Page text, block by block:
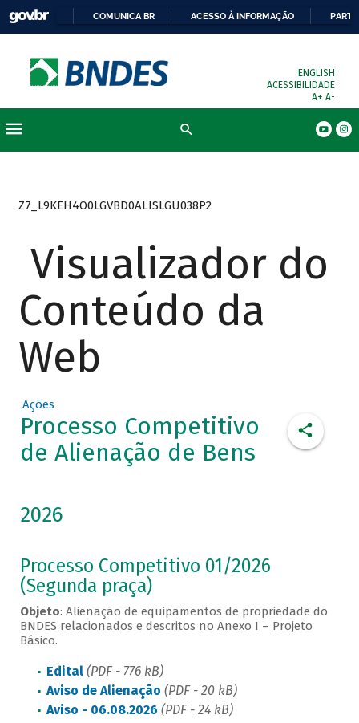
COMUNICA BR ACESSO À INFORMAÇÃO
ENGLISH
ACESSIBILIDADE
A+ A-
Z7_L9KEH4O0LGVBD0ALISLGU038P2
Visualizador do
Conteúdo da
Web
Ações
Processo Competitivo
de Alienação de Bens
2026
Processo Competitivo 01/2026
(Segunda praça)
Objeto: Alienação de equipamentos de propriedade do
BNDES relacionados e descritos no Anexo I – Projeto
Básico.
Edital (PDF - 776 kB)
Aviso de Alienação (PDF - 20 kB)
Aviso - 06.08.2026 (PDF - 24 kB)